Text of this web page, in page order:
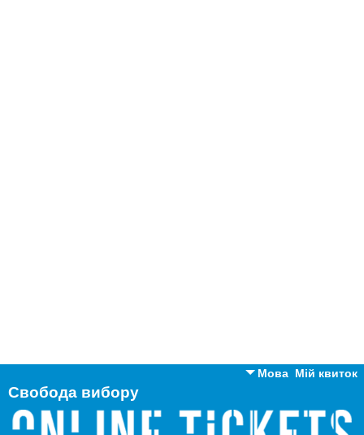
Мій квиток
Мова
Англійська
Свобода вибору